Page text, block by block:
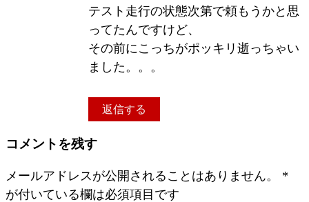
テスト走行の状態次第で頼もうかと思
ってたんですけど、
その前にこっちがポッキリ逝っちゃい
ました。。。
返信する
コメントを残す
メールアドレスが公開されることはありません。
*
が付いている欄は必須項目です